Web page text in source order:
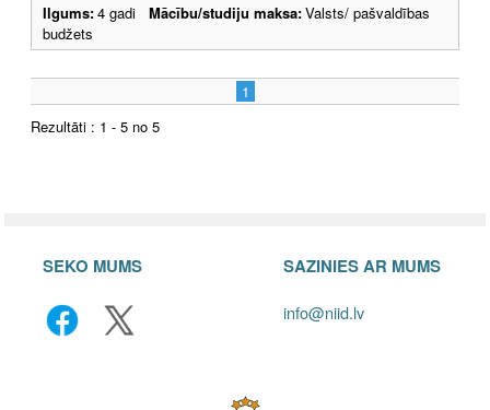
Ilgums:4 gadi Mācību/studiju maksa:Valsts/ pašvaldības
budžets
1
Rezultāti : 1 - 5 no 5
SEKO MUMS SAZINIES AR MUMS
info@niid.lv